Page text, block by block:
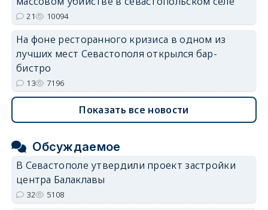
21 10094
На фоне ресторанного кризиса в одном из
лучших мест Севастополя открылся бар-
бистро
13 7196
Показать все новости
Обсуждаемое
В Севастополе утвердили проект застройки
центра Балаклавы
32 5108